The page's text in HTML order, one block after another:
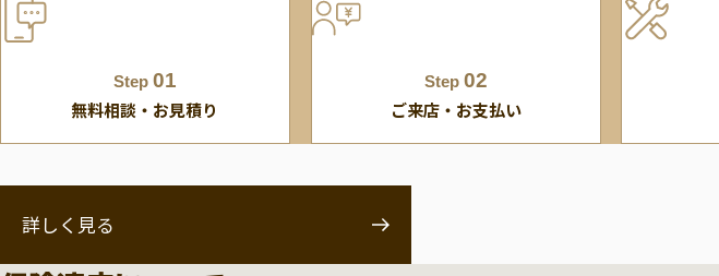
Step 01
無料相談・お見積り
Step 02
ご来店・お支払い
詳しく見る